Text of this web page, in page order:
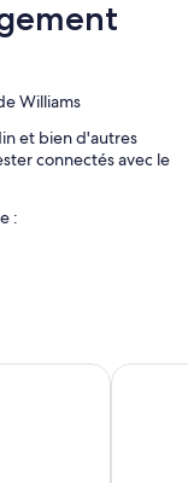
Williams
et bien d'autres
connectés avec le
:
AZ Hostel disposent de